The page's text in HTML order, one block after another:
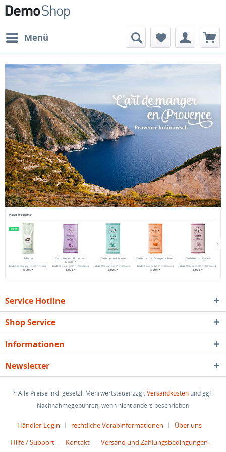
Menü
Neue Produkte
TIPP!
Adorno
Inhalt 0.25 Kilogramm (35,60 € * / 1 Kilogramm)
8,90 € *
Zartbitter mit Birne und
Mandeln
Inhalt70 Gramm (4,29 € * / 100 Gramm)
3,00 € *
Zartbitter mit Minze
Inhalt70 Gramm (4,29 € * / 100 Gramm)
3,00 € *
Zartbitter mit Orangenschalen
Inhalt70 Gramm (4,29 € * / 100 Gramm)
3,00 € *
Zartbitter mit Kaffee
Inhalt70 Gramm (4,29 € * / 100 Gramm)
3,00 € *
Service Hotline
Shop Service
Informationen
Newsletter
* Alle Preise inkl. gesetzl. Mehrwertsteuer zzgl.Versandkosten und ggf.
Nachnahmegebühren, wenn nicht anders beschrieben
Händler-Login rechtliche Vorabinformationen
Über uns
Hilfe / Support
Kontakt Versand und Zahlungsbedingungen